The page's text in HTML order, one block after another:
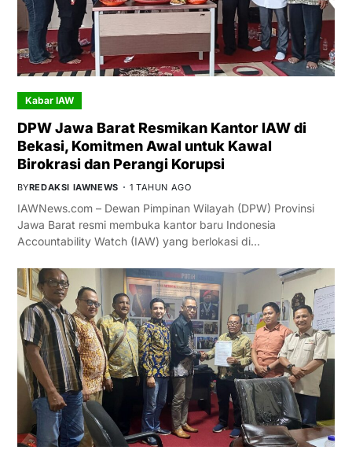
Kabar IAW
DPW Jawa Barat Resmikan Kantor IAW di
Bekasi, Komitmen Awal untuk Kawal
Birokrasi dan Perangi Korupsi
BYREDAKSI IAWNEWS 1 TAHUN AGO
IAWNews.com – Dewan Pimpinan Wilayah (DPW) Provinsi
Jawa Barat resmi membuka kantor baru Indonesia
Accountability Watch (IAW) yang berlokasi di…